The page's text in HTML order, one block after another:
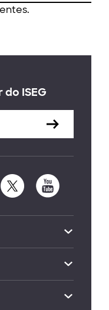
ISEG